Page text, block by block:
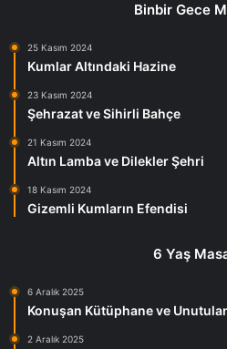
Binbir Gece
25 Kasım 2024
Kumlar Altındaki Hazine
23 Kasım 2024
Şehrazat ve Sihirli Bahçe
21 Kasım 2024
Altın Lamba ve Dilekler Şehri
18 Kasım 2024
Gizemli Kumların Efendisi
6 Yaş
6 Aralık 2025
Konuşan Kütüphane ve
2 Aralık 2025